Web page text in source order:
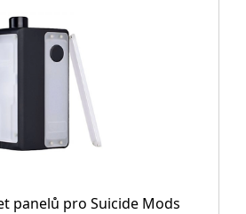
panelů pro Suicide Mods